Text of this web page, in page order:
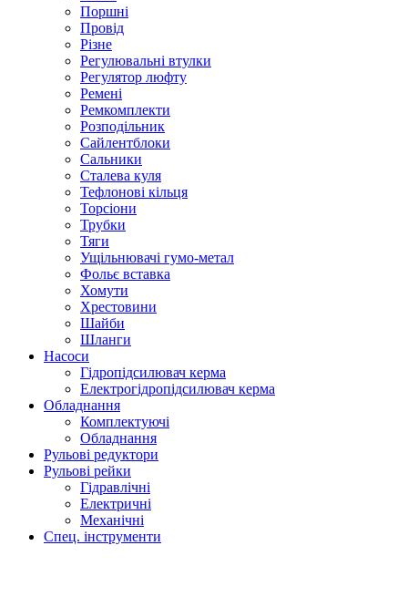
Поршні
Провід
Різне
Регулювальні втулки
Регулятор люфту
Ремені
Ремкомплекти
Розподільник
Сайлентблоки
Сальники
Сталева куля
Тефлонові кільця
Торсіони
Трубки
Тяги
Ущільнювачі гумо-метал
Фольє вставка
Хомути
Хрестовини
Шайби
Шланги
Насоси
Гідропідсилювач керма
Електрогідропідсилювач керма
Обладнання
Комплектуючі
Обладнання
Рульові редуктори
Рульові рейки
Гідравлічні
Електричні
Механічні
Спец. інструменти